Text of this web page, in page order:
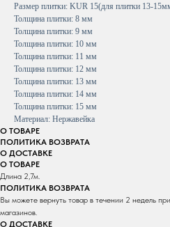
Размер плитки: KUR 15(для плитки 13-
Толщина плитки: 8 мм
Толщина плитки: 9 мм
Толщина плитки: 10 мм
Толщина плитки: 11 мм
Толщина плитки: 12 мм
Толщина плитки: 13 мм
Толщина плитки: 14 мм
Толщина плитки: 15 мм
Материал: Нержавейка
О ТОВАРЕ
ПОЛИТИКА ВОЗВРАТА
О ДОСТАВКЕ
О ТОВАРЕ
Длина 2,7м.
ПОЛИТИКА ВОЗВРАТА
Вы можете вернуть товар в течении 2 недель
магазинов.
О ДОСТАВКЕ